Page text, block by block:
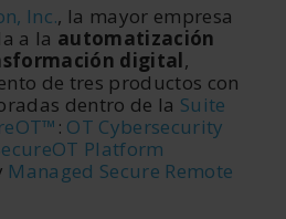
Inc., la mayor empresa
a la automatización
digital,
de tres productos con
dentro de la Suite
: OT Cybersecurity
Platform
Managed Secure Remote